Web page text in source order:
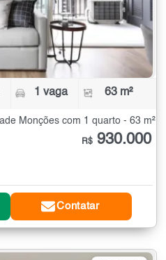
1 vaga 63 m²
Monções com 1 quarto - 63 m²
R$ 930.000
Contatar